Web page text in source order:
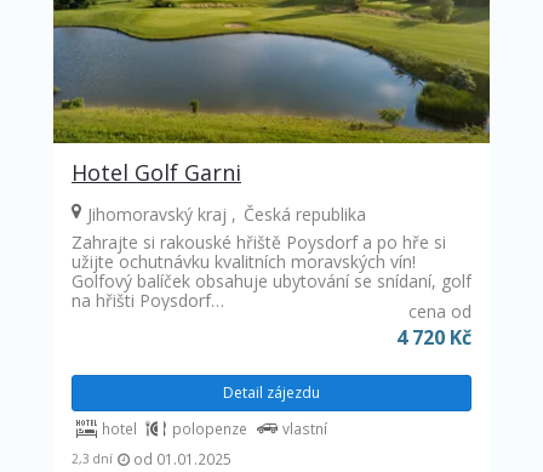
Hotel Golf Garni
Jihomoravský kraj
Česká republika
Zahrajte si rakouské hřiště Poysdorf a po hře si
užijte ochutnávku kvalitních moravských vín!
Golfový balíček obsahuje ubytování se snídaní, golf
na hřišti Poysdorf…
cena od
4 720 Kč
Detail zájezdu
hotel polopenze
vlastní
od 01.01.2025
2,3 dní